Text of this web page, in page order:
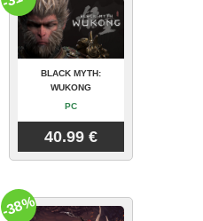
BLACK MYTH:
WUKONG
PC
40.99 €
-38%